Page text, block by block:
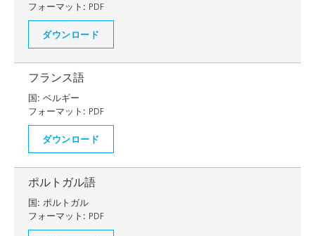
フォーマット: PDF
ダウンロード
フランス語
国: ベルギー
フォーマット: PDF
ダウンロード
ポルトガル語
国: ポルトガル
フォーマット: PDF